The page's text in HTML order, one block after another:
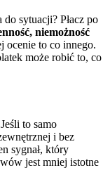
sytuacji? Płacz po
niemożność
ocenie to co innego.
może robić to, co
to samo
i bez
sygnał, który
jest mniej istotne